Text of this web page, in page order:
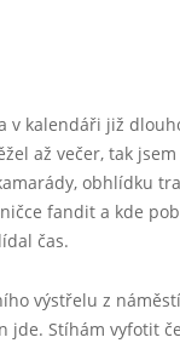
v kalendáři již
až večer, tak
obhlídku
fandit a kde
čas.
výstřelu z
jde. Stíhám vyfotit